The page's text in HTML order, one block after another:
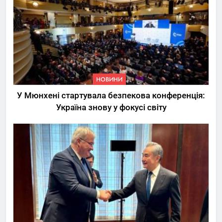
НОВИНИ
У Мюнхені стартувала безпекова конференція:
Україна знову у фокусі світу
5
Трамп вимагає від
Зеленського активних кроків
у мирному процесі
НОВИНИ